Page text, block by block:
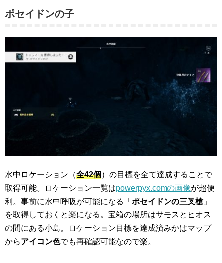
ポセイドンの子
水中ロケーション（全42個）の目標を全て達成することで
取得可能。ロケーション一覧はpowerpyx.comの画像が超便
利。事前に水中呼吸が可能になる「 ポセイドンの三叉槍 」
を取得しておくと楽になる。宝箱の場所はサモスとヒオス
の間にある小島。ロケーション目標を達成済みかはマップ
からアイコン色でも再確認可能なので楽。